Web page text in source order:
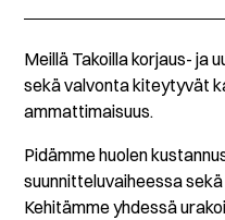
Meillä Takoilla korjaus- ja
sekä valvonta kiteytyvät
ammattimaisuus.
Pidämme huolen
suunnitteluvaiheessa
Kehitämme yhdessä